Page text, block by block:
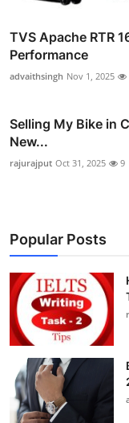
TVS Apache RTR
Performance
advaithsingh Nov 1, 2025
Selling My Bike in
New...
rajurajput Oct 31, 2025 9
Popular Posts